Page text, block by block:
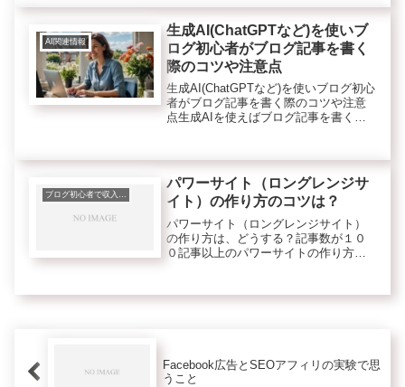
産サイト）をどのように> 構築してい
かれたのでしょうか？>> 私のイメ...
AI関連情報
生成AI(ChatGPTなど)を使いブ
ログ初心者がブログ記事を書く
際のコツや注意点
生成AI(ChatGPTなど)を使いブログ初心
者がブログ記事を書く際のコツや注意
点生成AIを使えばブログ記事を書く際
書きには生成AI(ChatGPTなど）をよく
使い...
ブログ初心者で収入を得るコツ
パワーサイト（ロングレンジサ
イト）の作り方のコツは？
パワーサイト（ロングレンジサイト）
の作り方は、どうする？記事数が１０
０記事以上のパワーサイトの作り方や
Facebook広告とSEOアフィリの実験で思
うこと